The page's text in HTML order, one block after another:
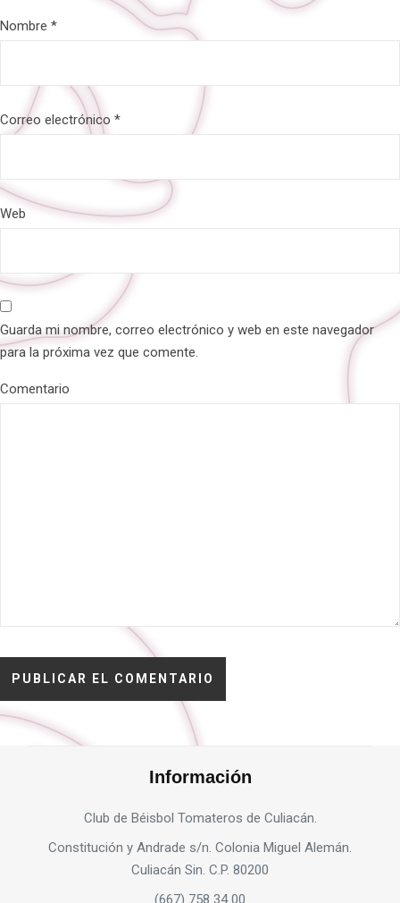
Nombre *
Correo electrónico *
Web
Guarda mi nombre, correo electrónico y web en este navegador
para la próxima vez que comente.
Comentario
Información
Club de Béisbol Tomateros de Culiacán.
Constitución y Andrade s/n. Colonia Miguel Alemán.
Culiacán Sin. C.P. 80200
(667) 758 34 00